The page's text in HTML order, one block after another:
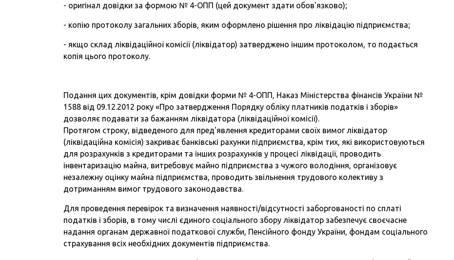
- оригінал довідки за формою № 4-ОПП (цей документ здати обов'язково);
- копію протоколу загальних зборів, яким оформлено рішення про ліквідацію підприємства;
- якщо склад ліквідаційної комісії (ліквідатор) затверджено іншим протоколом, то подається
копія цього протоколу.
Подання цих документів, крім довідки форми № 4-ОПП, Наказ Міністерства фінансів України №
1588 від 09.12.2012 року «Про затвердження Порядку обліку платників податків і зборів»
дозволяє подавати за бажанням ліквідатора (ліквідаційної комісії).
Протягом строку, відведеного для пред'явлення кредиторами своїх вимог ліквідатор
(ліквідаційна комісія) закриває банківські рахунки підприємства, крім тих, які використовуються
для розрахунків з кредиторами та інших розрахунків у процесі ліквідації, проводить
інвентаризацію майна, витребовує майно підприємства з чужого володіння, організовує
незалежну оцінку майна підприємства, проводить звільнення трудового колективу з
дотриманням вимог трудового законодавства.
Для проведення перевірок та визначення наявності/відсутності заборгованості по сплаті
податків і зборів, в тому числі єдиного соціального збору ліквідатор забезпечує своєчасне
надання органам державної податкової служби, Пенсійного фонду України, фондам соціального
страхування всіх необхідних документів підприємства.